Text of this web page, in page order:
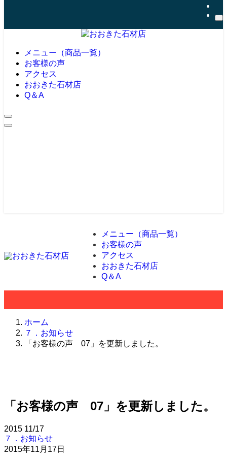
メニュー（商品一覧）
お客様の声
アクセス
おおきた石材店
Q＆A
メニュー（商品一覧）
お客様の声
アクセス
おおきた石材店
Q＆A
ホーム
７．お知らせ
「お客様の声 07」を更新しました。
「お客様の声 07」を更新しました。
2015 11/17
７．お知らせ
2015年11月17日